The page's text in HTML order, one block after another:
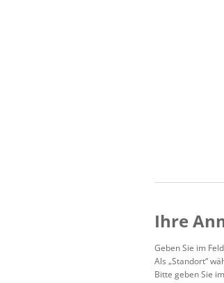
Ihre
Geben Sie im
Als „Standort“
Bitte geben Sie